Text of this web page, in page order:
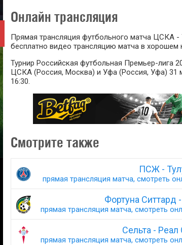
Онлайн трансляция
Прямая трансляция футбольного матча ЦСКА -
бесплатно видео трансляцию матча в хорошем
Турнир Российская футбольная Премьер-лига
ЦСКА (Россия, Москва) и Уфа (Россия, Уфа) 31
16:30.
Смотрите также
ПСЖ -
прямая трансляция матча, смотреть
Фортуна Ситтард
прямая трансляция матча, смотреть
Сельта -
прямая трансляция матча, смотреть